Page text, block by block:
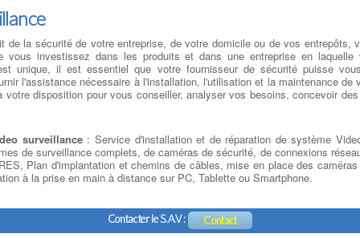
stocké sous un poids important. Ces conditions peuvent
support, les rendant ainsi impropres à la sortie du papier
de la sécurité de votre entreprise, de votre domicile ou de vos entrepôts,
investissez dans les produits et dans une entreprise en laquelle
unique, il est essentiel que votre fournisseur de sécurité puisse
l'assistance nécessaire à l'installation, l'utilisation et la maintenance
disposition pour vous conseiller, analyser vos besoins, concevoir
surveillance: Service d'installation et de réparation de système
de surveillance complets, de caméras de sécurité, de connexions
Plan d'implantation et chemins de câbles, mise en place des
à la prise en main à distance sur PC, Tablette ou Smartphone.
Contacter le S.A.V : Contact